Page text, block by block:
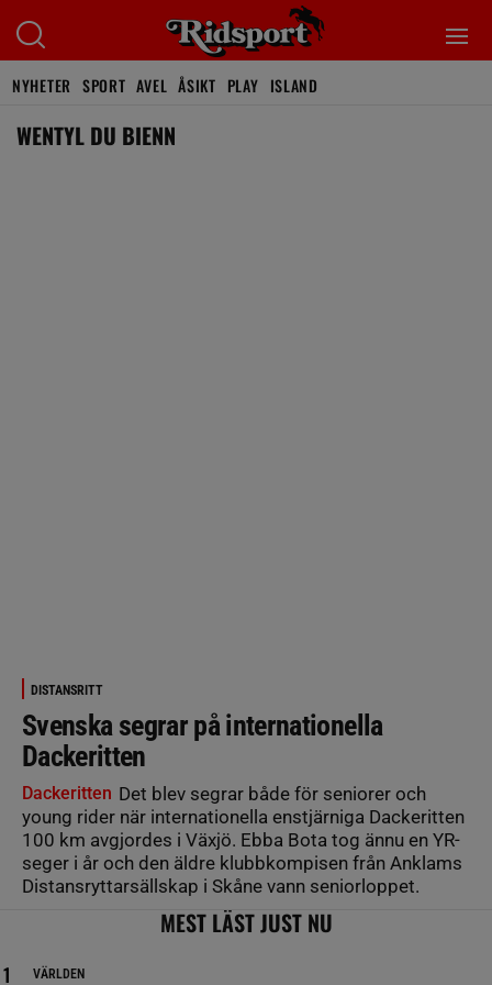
NYHETER SPORT AVEL ÅSIKT PLAY ISLAND
WENTYL DU BIENN
DISTANSRITT
Svenska segrar på internationella
Dackeritten
Dackeritten Det blev segrar både för seniorer och
young rider när internationella enstjärniga Dackeritten
100 km avgjordes i Växjö. Ebba Bota tog ännu en YR-
seger i år och den äldre klubbkompisen från Anklams
Distansryttarsällskap i Skåne vann seniorloppet.
MEST LÄST JUST NU
VÄRLDEN